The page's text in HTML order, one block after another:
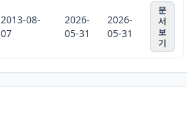
2013-08-
07
2026-
05-31
2026-
05-31
문
서
보
기